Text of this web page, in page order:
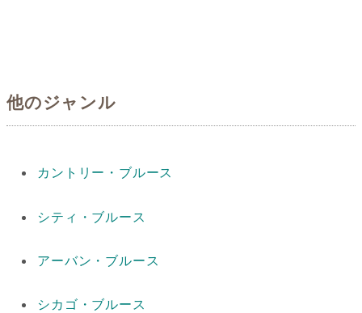
他のジャンル
カントリー・ブルース
シティ・ブルース
アーバン・ブルース
シカゴ・ブルース